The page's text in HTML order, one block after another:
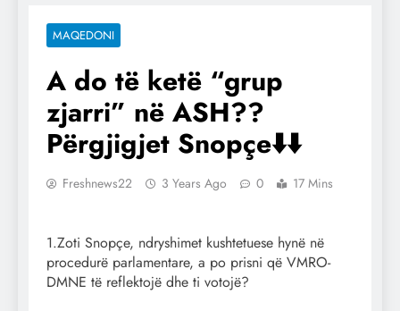
MAQEDONI
A do të ketë “grup
zjarri” në ASH??
Përgjigjet Snopçe⬇️⬇️
Freshnews22 3 Years Ago 0 17 Mins
1.Zoti Snopçe, ndryshimet kushtetuese hynë në
procedurë parlamentare, a po prisni që VMRO-
DMNE të reflektojë dhe ti votojë?